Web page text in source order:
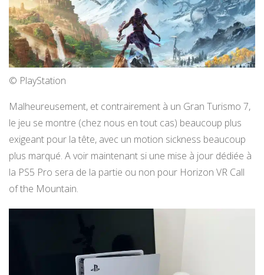
© PlayStation
Malheureusement, et contrairement à un Gran Turismo 7,
le jeu se montre (chez nous en tout cas) beaucoup plus
exigeant pour la tête, avec un motion sickness beaucoup
plus marqué. A voir maintenant si une mise à jour dédiée à
la PS5 Pro sera de la partie ou non pour Horizon VR Call
of the Mountain.